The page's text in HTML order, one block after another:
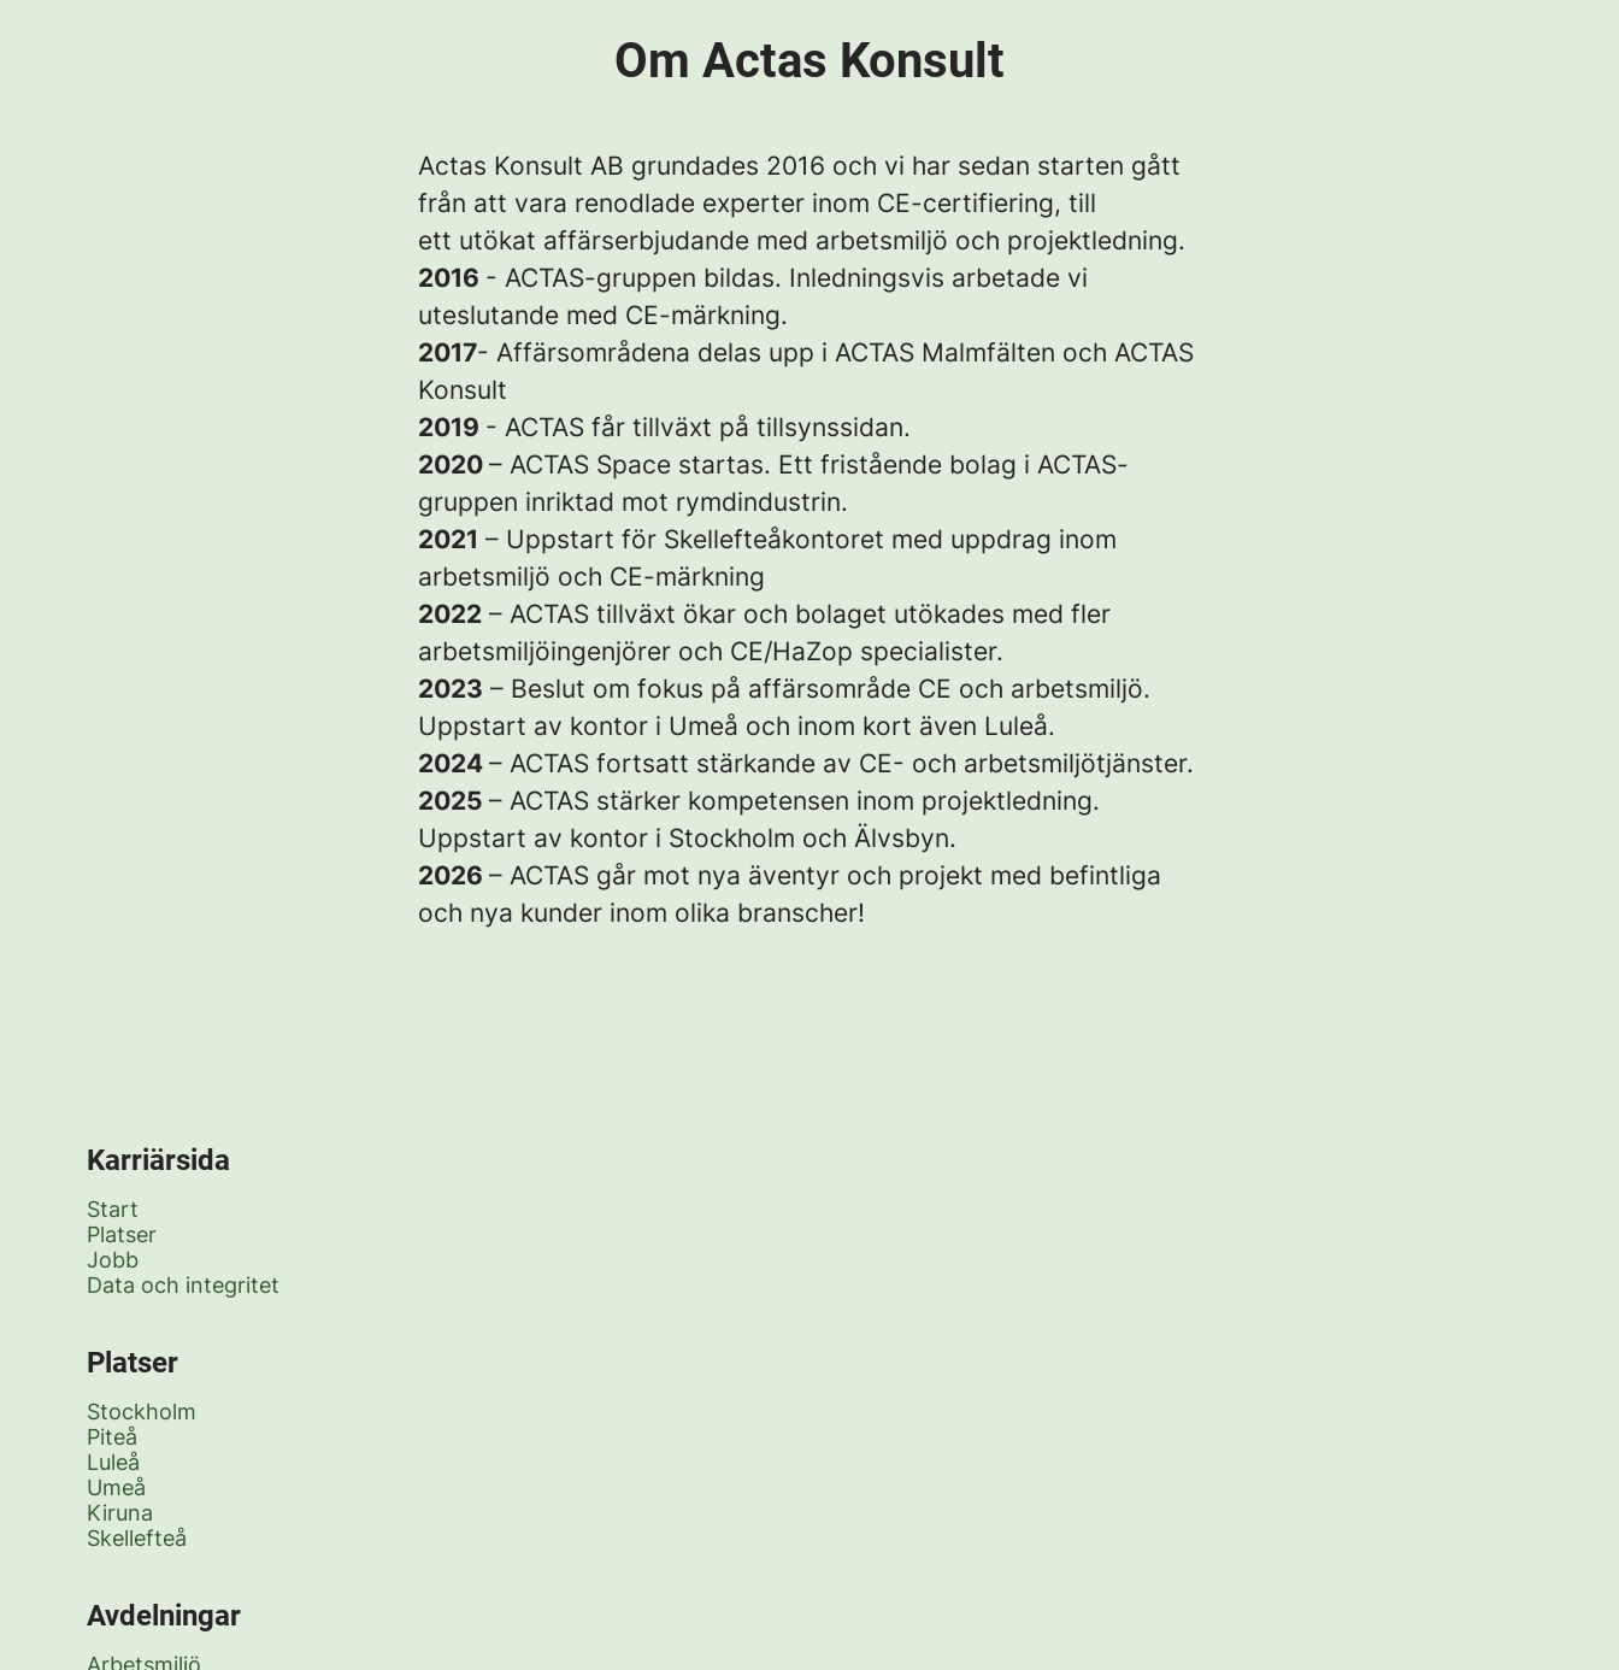
Om Actas Konsult
Actas Konsult AB grundades 2016 och vi har sedan starten gått
från att vara renodlade experter inom CE-certifiering, till
ett utökat affärserbjudande med arbetsmiljö och projektledning.
2016 - ACTAS-gruppen bildas. Inledningsvis arbetade vi
uteslutande med CE-märkning.
2017- Affärsområdena delas upp i ACTAS Malmfälten och ACTAS
Konsult
2019 - ACTAS får tillväxt på tillsynssidan.
2020 – ACTAS Space startas. Ett fristående bolag i ACTAS-
gruppen inriktad mot rymdindustrin.
2021 – Uppstart för Skellefteåkontoret med uppdrag inom
arbetsmiljö och CE-märkning
2022 – ACTAS tillväxt ökar och bolaget utökades med fler
arbetsmiljöingenjörer och CE/HaZop specialister.
2023 – Beslut om fokus på affärsområde CE och arbetsmiljö.
Uppstart av kontor i Umeå och inom kort även Luleå.
2024 – ACTAS fortsatt stärkande av CE- och arbetsmiljötjänster.
2025 – ACTAS stärker kompetensen inom projektledning.
Uppstart av kontor i Stockholm och Älvsbyn.
2026 – ACTAS går mot nya äventyr och projekt med befintliga
och nya kunder inom olika branscher!
Karriärsida
Start
Platser
Jobb
Data och integritet
Platser
Stockholm
Piteå
Luleå
Umeå
Kiruna
Skellefteå
Avdelningar
Arbetsmiljö